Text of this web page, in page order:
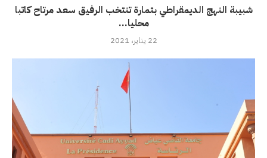
شبيبة النهج الديمقراطي بتمارة تنتخب الرفيق سعد مرتاح كاتبا
محليا...
22 يناير، 2021